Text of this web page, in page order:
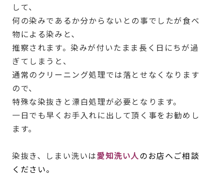
して、
何の染みであるか分からないとの事でしたが食べ
物による染みと、
推察されます。染みが付いたまま長く日にちが過
ぎてしまうと、
通常のクリーニング処理では落とせなくなります
ので、
特殊な染抜きと漂白処理が必要となります。
一日でも早くお手入れに出して頂く事をお勧めし
ます。
染抜き、しまい洗いは愛知洗い人のお店へご相談
ください。